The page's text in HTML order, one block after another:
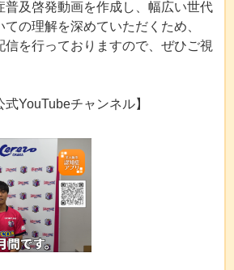
及啓発動画を作成し、幅広い世代
の理解を深めていただくため、
信を行っておりますので、ぜひご視
YouTubeチャンネル】